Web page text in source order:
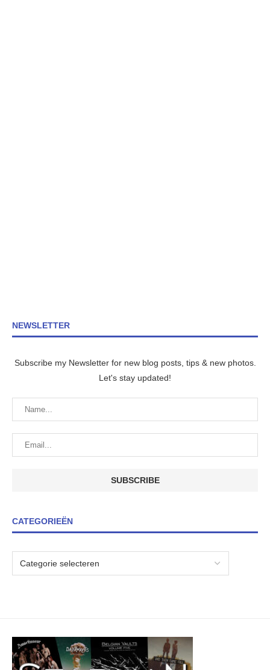
NEWSLETTER
Subscribe my Newsletter for new blog posts, tips & new photos.
Let's stay updated!
CATEGORIEËN